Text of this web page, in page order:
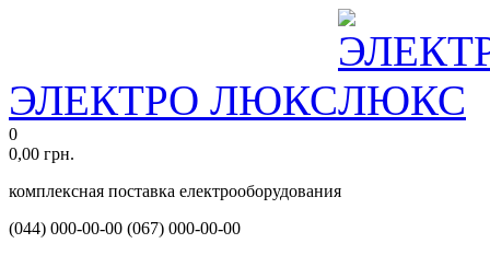
ЭЛЕКТРО ЛЮКС
0
0,00 грн.
комплексная поставка електрооборудования
(044) 000-00-00 (067) 000-00-00